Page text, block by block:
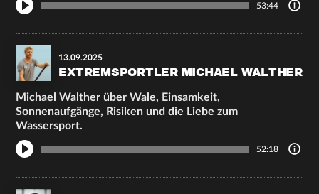
53:44
13.09.2025
EXTREMSPORTLER MICHAEL WALTHER
Michael Walther über Wale, Einsamkeit,
Sonnenaufgänge, Risiken und die Liebe zum
Wassersport.
52:18